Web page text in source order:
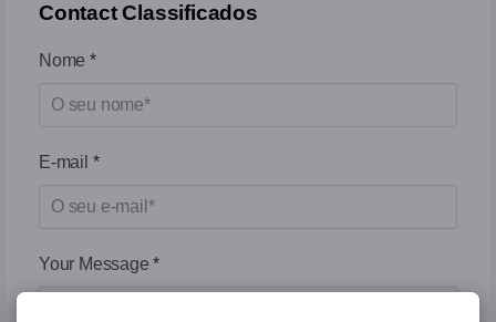
Contact Classificados
Nome *
E-mail *
Your Message*